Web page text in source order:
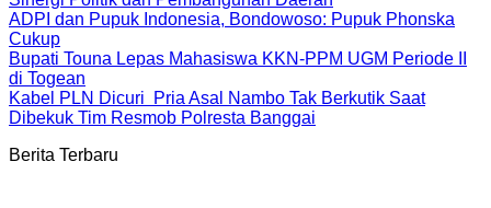
ADPI dan Pupuk Indonesia, Bondowoso: Pupuk Phonska
Cukup
Bupati Touna Lepas Mahasiswa KKN-PPM UGM Periode II
di Togean
Kabel PLN Dicuri Pria Asal Nambo Tak Berkutik Saat
Dibekuk Tim Resmob Polresta Banggai
Berita Terbaru